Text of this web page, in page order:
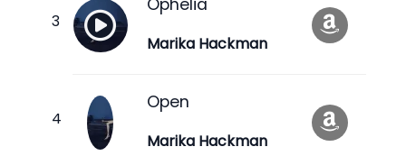
Marika Hackman
Open
Marika Hackman